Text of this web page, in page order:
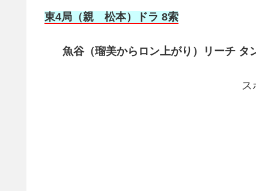
東4局（親 松本）ドラ 8索
魚谷（瑠美からロン上がり）リーチ
ス